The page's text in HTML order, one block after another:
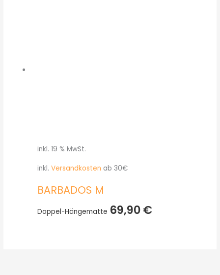
inkl. 19 % MwSt.
inkl. Versandkosten ab 30€
BARBADOS M
Doppel-Hängematte 69,90€